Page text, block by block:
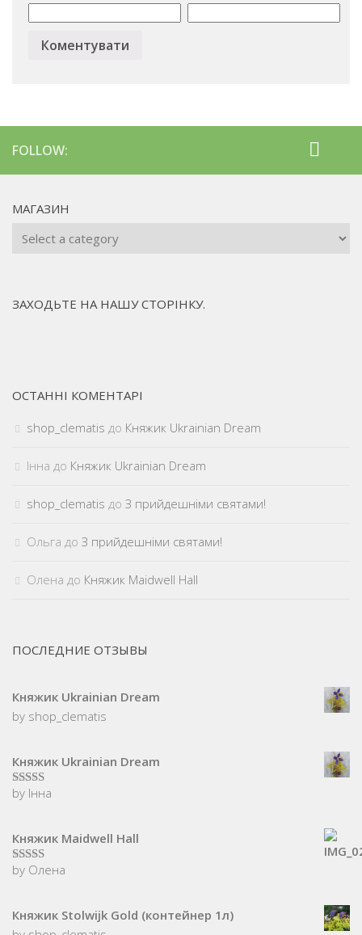
FOLLOW:
МАГАЗИН
ЗАХОДЬТЕ НА НАШУ СТОРІНКУ.
ОСТАННІ КОМЕНТАРІ
shop_clematis до Княжик Ukrainian Dream
Інна до Княжик Ukrainian Dream
shop_clematis до З прийдешніми святами!
Ольга до З прийдешніми святами!
Олена до Княжик Maidwell Hall
ПОСЛЕДНИЕ ОТЗЫВЫ
Княжик Ukrainian Dream
by shop_clematis
Княжик Ukrainian Dream
5з 5
by Інна
Княжик Maidwell Hall
5з 5
by Олена
Княжик Stolwijk Gold (контейнер 1л)